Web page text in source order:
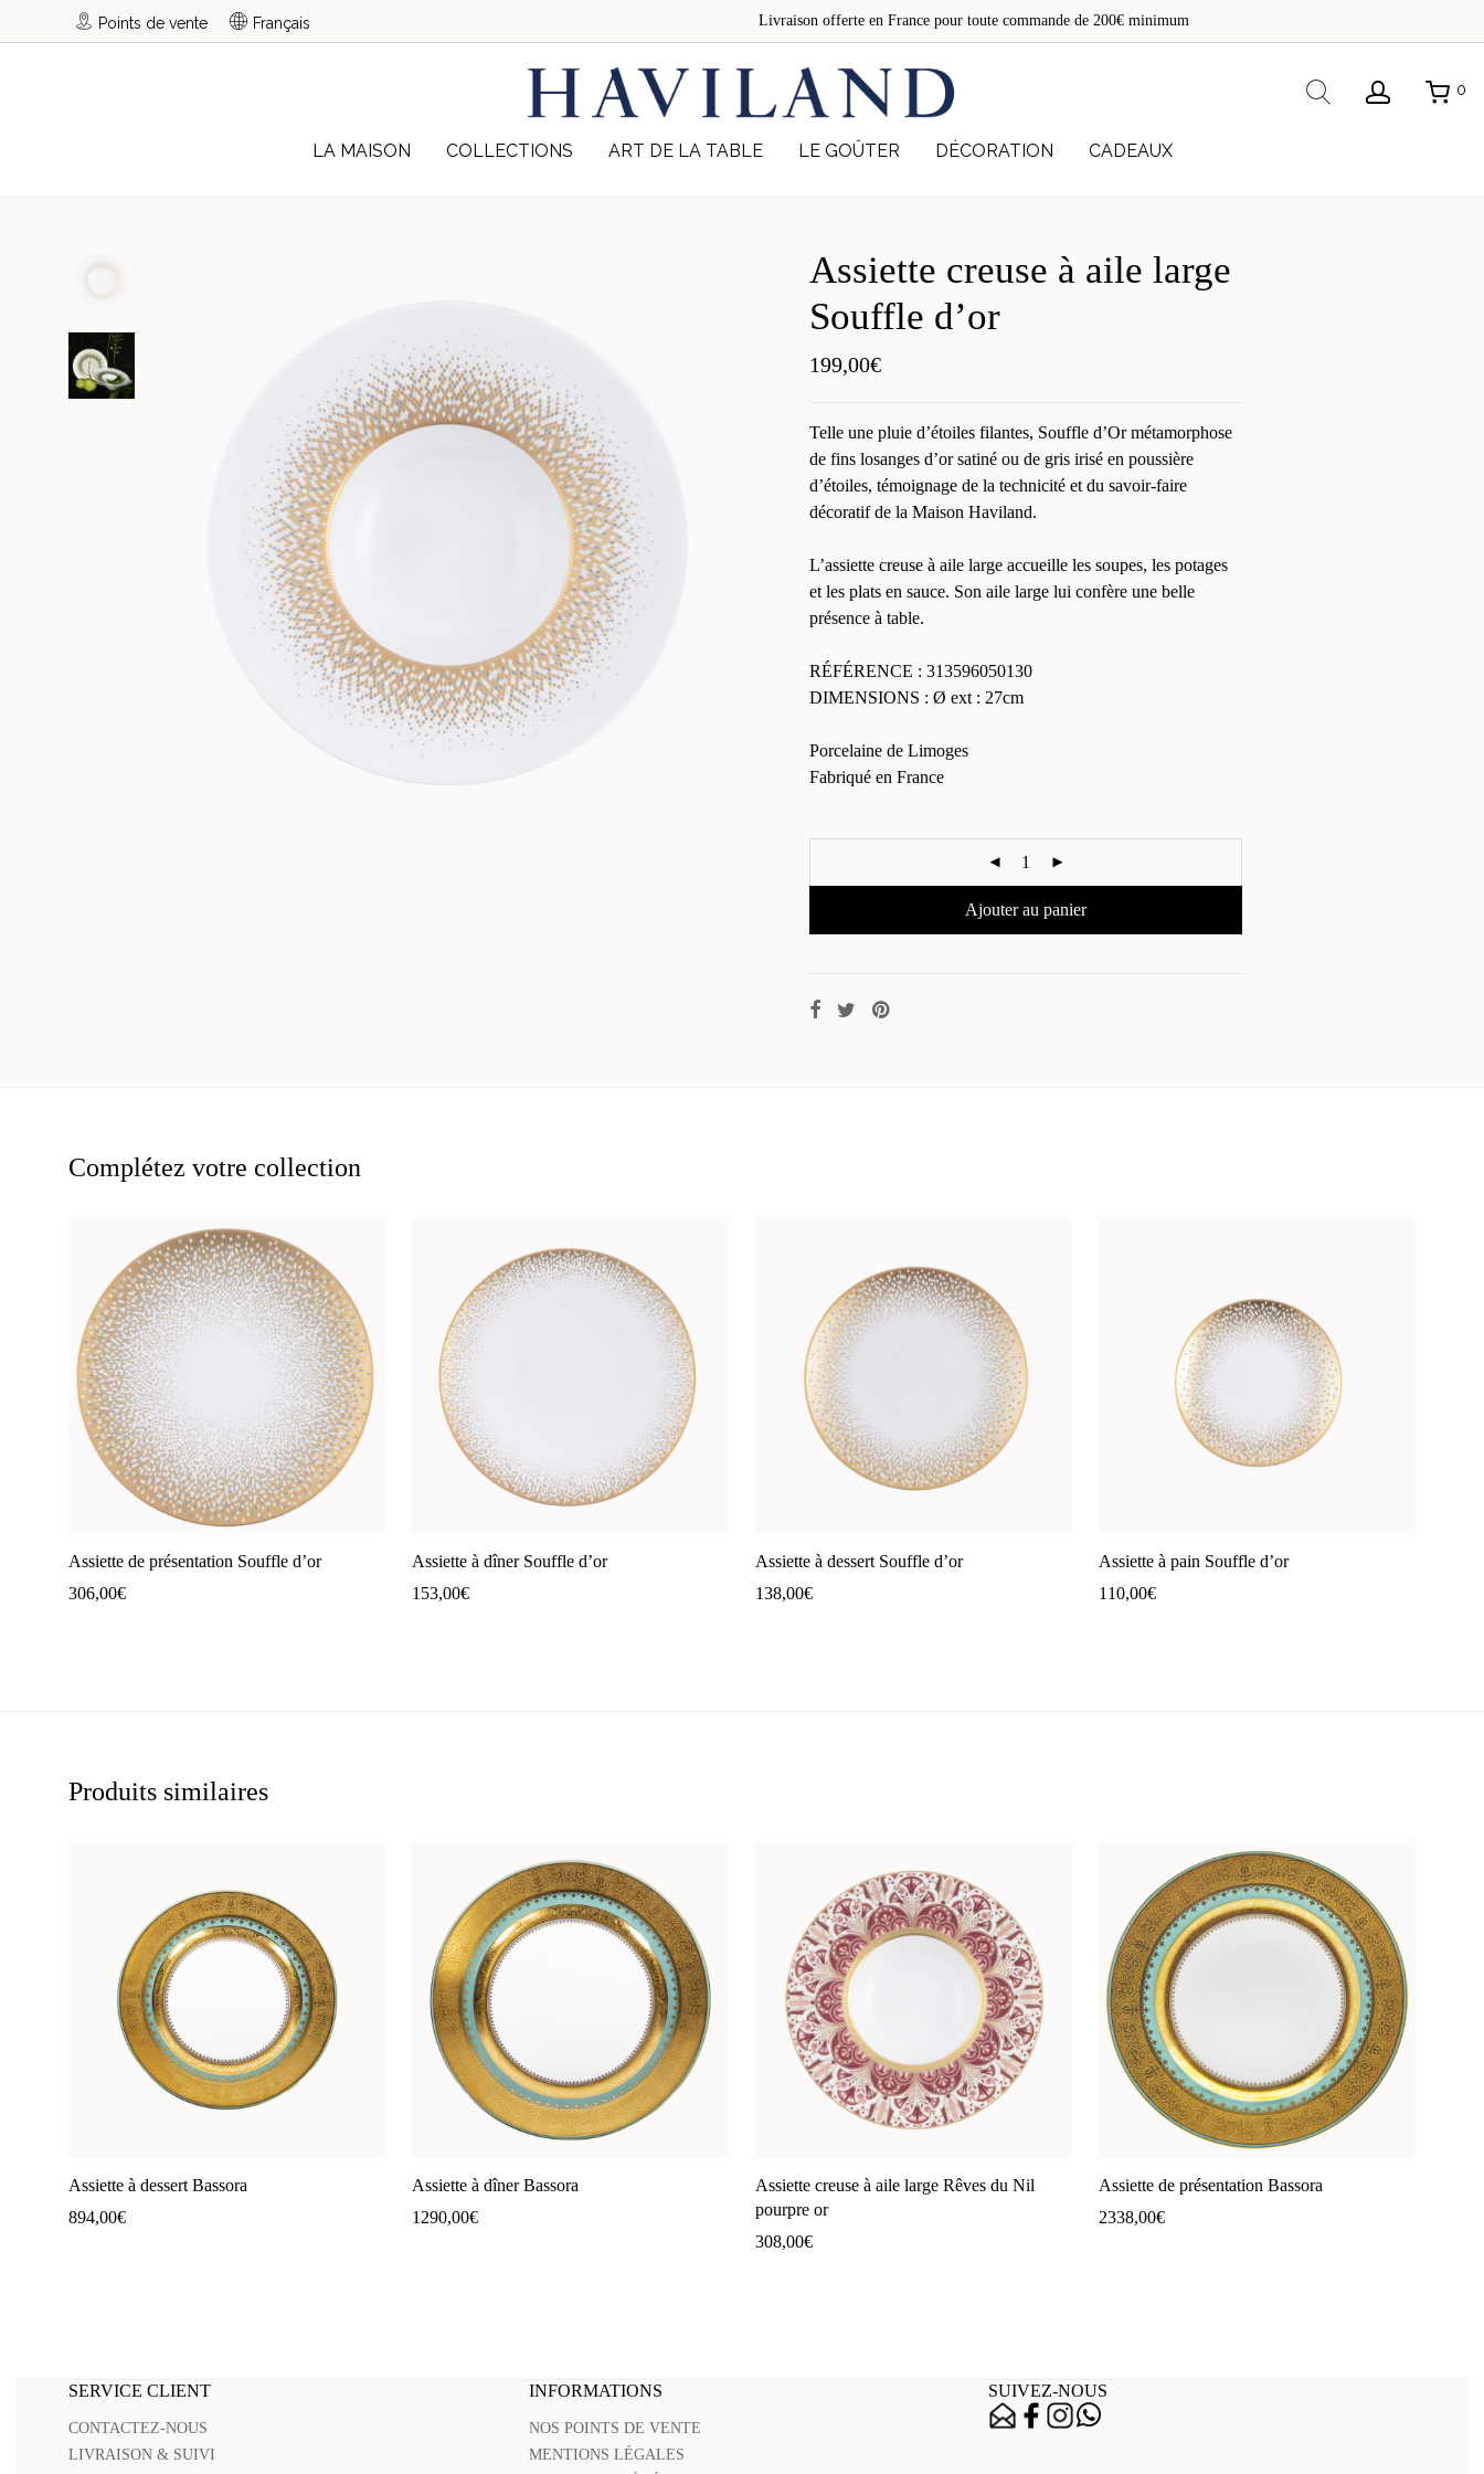
Livraison offerte en France pour toute commande de 200€ minimum
Points de vente Français
LA MAISON COLLECTIONS ART DE LA TABLE LE GOÛTER DÉCORATION CADEAUX
Rechercher0
Assiette creuse à aile large
Souffle d’or
199,00€
Telle une pluie d’étoiles filantes, Souffle d’Or métamorphose
de fins losanges d’or satiné ou de gris irisé en poussière
d’étoiles, témoignage de la technicité et du savoir-faire
décoratif de la Maison Haviland.
L’assiette creuse à aile large accueille les soupes, les potages
et les plats en sauce. Son aile large lui confère une belle
présence à table.
RÉFÉRENCE : 313596050130
DIMENSIONS : Ø ext : 27cm
Porcelaine de Limoges
Fabriqué en France
Ajouter au panier
Complétez votre collection
Assiette de présentation Souffle d’or
306,00€
Assiette à dîner Souffle d’or
153,00€
Assiette à dessert Souffle d’or
138,00€
Assiette à pain Souffle d’or
110,00€
Produits similaires
Assiette à dessert Bassora
894,00€
Assiette à dîner Bassora
1290,00€
Assiette creuse à aile large Rêves du Nil
pourpre or
308,00€
Assiette de présentation Bassora
2338,00€
SERVICE CLIENT
CONTACTEZ-NOUS
LIVRAISON & SUIVI
INFORMATIONS
NOS POINTS DE VENTE
MENTIONS LÉGALES
SUIVEZ-NOUS